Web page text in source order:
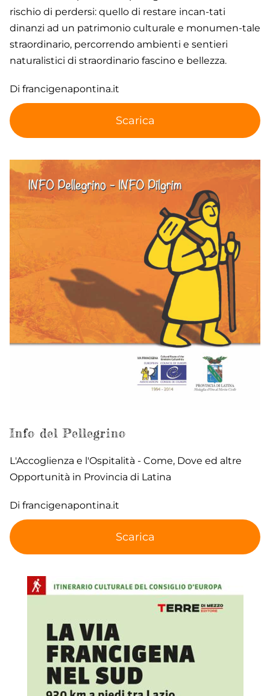
rischio di perdersi: quello di restare incan-tati
dinanzi ad un patrimonio culturale e monumen-tale
straordinario, percorrendo ambienti e sentieri
naturalistici di straordinario fascino e bellezza.
Di francigenapontina.it
Scarica
Info del Pellegrino
L'Accoglienza e l'Ospitalità - Come, Dove ed altre
Opportunità in Provincia di Latina
Di francigenapontina.it
Scarica